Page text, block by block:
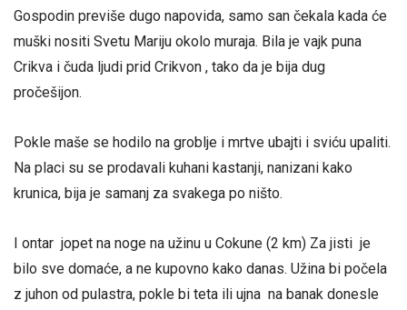
Gospodin previše dugo napovida, samo san čekala kada će
muški nositi Svetu Mariju okolo muraja. Bila je vajk puna
Crikva i čuda ljudi prid Crikvon , tako da je bija dug
pročešijon.
Pokle maše se hodilo na groblje i mrtve ubajti i sviću upaliti.
Na placi su se prodavali kuhani kastanji, nanizani kako
krunica, bija je samanj za svakega po ništo.
I ontar jopet na noge na užinu u Cokune (2 km) Za jisti je
bilo sve domaće, a ne kupovno kako danas. Užina bi počela
z juhon od pulastra, pokle bi teta ili ujna na banak donesle